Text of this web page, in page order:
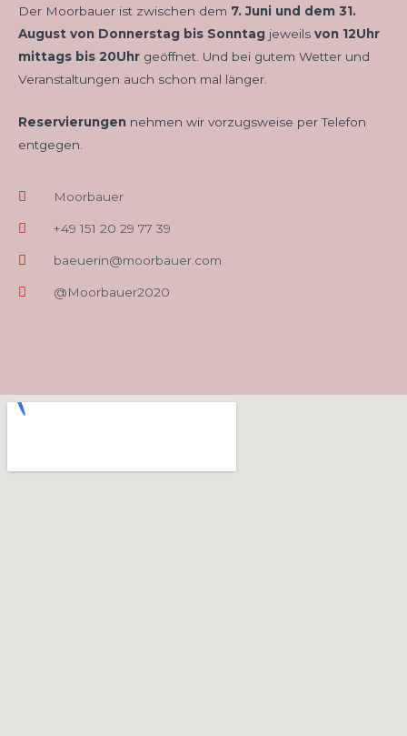
Der Moorbauer ist zwischen dem 7. Juni und dem 31.
August von Donnerstag bis Sonntag jeweils von 12Uhr
mittags bis 20Uhr geöffnet. Und bei gutem Wetter und
Veranstaltungen auch schon mal länger.
Reservierungen nehmen wir vorzugsweise per Telefon
entgegen.
Moorbauer
+49 151 20 29 77 39
baeuerin@moorbauer.com
@Moorbauer2020